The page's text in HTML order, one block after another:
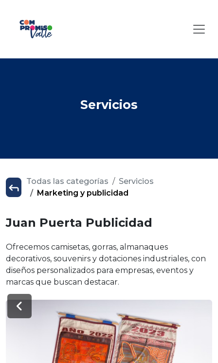
Servicios
Todas las categorías
Servicios
Marketing y publicidad
Juan Puerta Publicidad
Ofrecemos camisetas, gorras, almanaques
decorativos, souvenirs y dotaciones industriales, con
diseños personalizados para empresas, eventos y
marcas que buscan destacar.